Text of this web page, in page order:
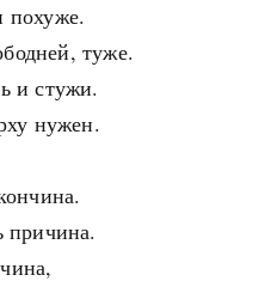
похуже.
туже.
и стужи.
нужен.
причина.